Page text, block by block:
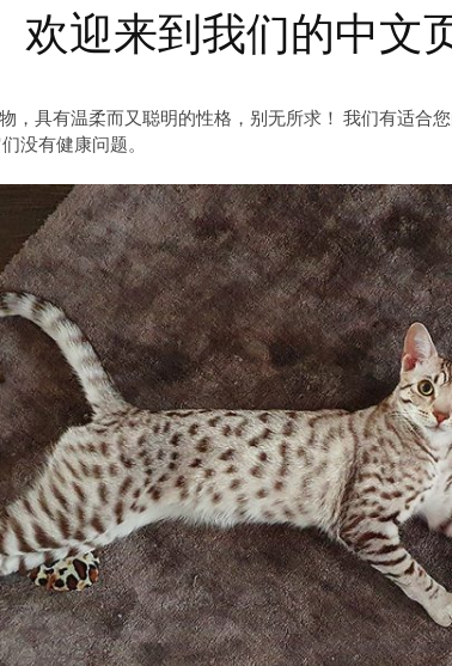
欢迎来到我们的中文
，具有温柔而又聪明的性格，别无所求！ 我们有适合
没有健康问题。